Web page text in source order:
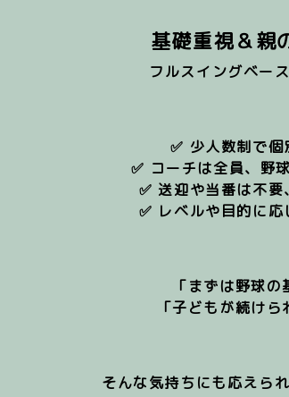
基礎重視＆親
フルスイングベー
✅ 少人数制で
✅ コーチは全員、野
✅ 送迎や当番は不
✅ レベルや目的に
「まずは野球の
「子どもが続けら
そんな気持ちにも応えら